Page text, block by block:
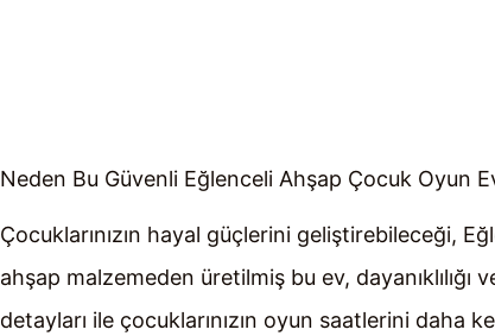
Neden Bu Güvenli Eğlenceli Ahşap Çocuk Oyun
Çocuklarınızın hayal güçlerini geliştirebileceği,
ahşap malzemeden üretilmiş bu ev,
detayları ile çocuklarınızın oyun saatlerini daha